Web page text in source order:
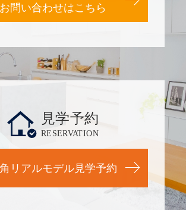
お問い合わせはこちら
見学予約
RESERVATION
リアルモデル見学予約